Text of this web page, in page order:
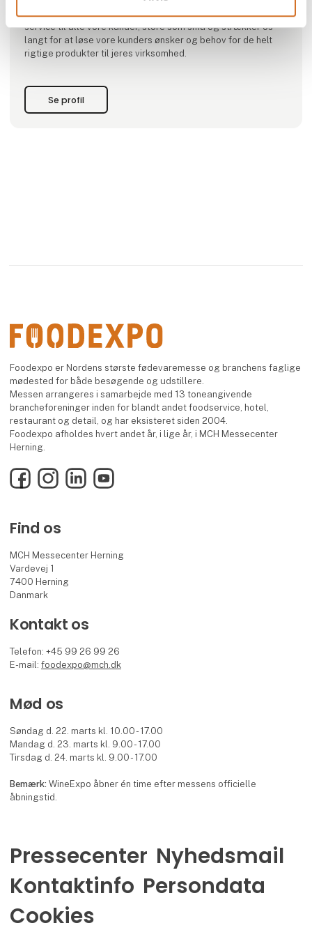
produkter plads og synlighed. Vi sætter en ære i at yde god
service til alle vore kunder, store som små og strækker os
langt for at løse vore kunders ønsker og behov for de helt
rigtige produkter til jeres virksomhed.
Se profil
Foodexpo er Nordens største fødevaremesse og branchens faglige
mødested for både besøgende og udstillere.
Messen arrangeres i samarbejde med 13 toneangivende
brancheforeninger inden for blandt andet foodservice, hotel,
restaurant og detail, og har eksisteret siden 2004.
Foodexpo afholdes hvert andet år, i lige år, i MCH Messecenter
Herning.
FacebookInstagramLinkedInYouTube
Find os
MCH Messecenter Herning
Vardevej 1
7400 Herning
Danmark
Kontakt os
Telefon: +45 99 26 99 26
E-mail:foodexpo@mch.dk
Mød os
Søndag d. 22. marts kl. 10.00 - 17.00
Mandag d. 23. marts kl. 9.00 - 17.00
Tirsdag d. 24. marts kl. 9.00 - 17.00
Bemærk:WineExpo åbner én time efter messens officielle
åbningstid.
Pressecenter Nyhedsmail
Kontaktinfo Persondata
Cookies